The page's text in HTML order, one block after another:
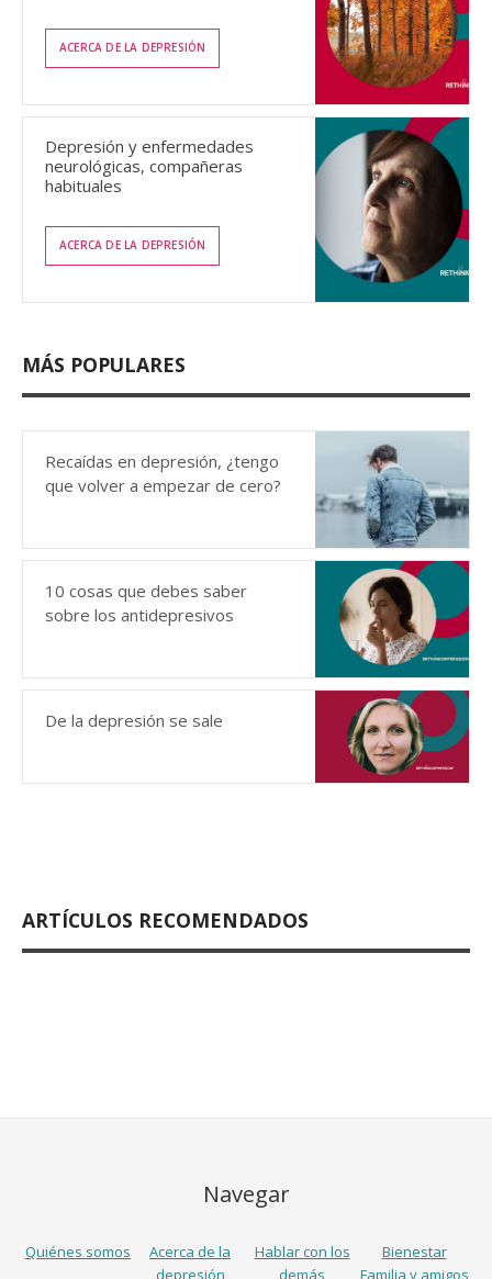
ACERCA DE LA DEPRESIÓN
Depresión y enfermedades
neurológicas, compañeras
habituales
ACERCA DE LA DEPRESIÓN
MÁS POPULARES
Recaídas en depresión, ¿tengo
que volver a empezar de cero?
10 cosas que debes saber
sobre los antidepresivos
De la depresión se sale
ARTÍCULOS RECOMENDADOS
Navegar
Quiénes somos
Acerca de la
depresión
Hablar con los
demás
Bienestar
Familia y amigos